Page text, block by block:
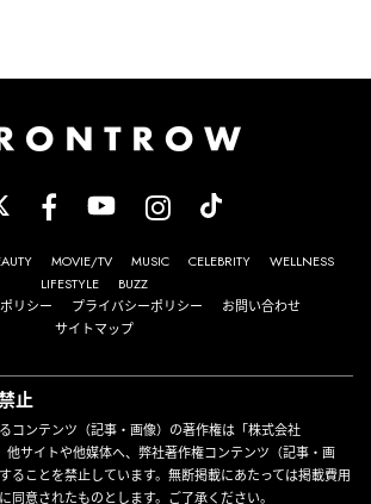
MOVIE/TV MUSIC CELEBRITY
WELLNESS
LIFESTYLE
BUZZ
リシー プライバシーポリシー
お問い合わせ
サイトマップ
止
コンテンツ（記事・画像）の著作権は「株式会社
他サイトや他媒体へ、弊社著作権コンテンツ（記事・画
ることを禁止しています。無断掲載にあたっては掲載費用
同意されたものとします。ご了承ください。